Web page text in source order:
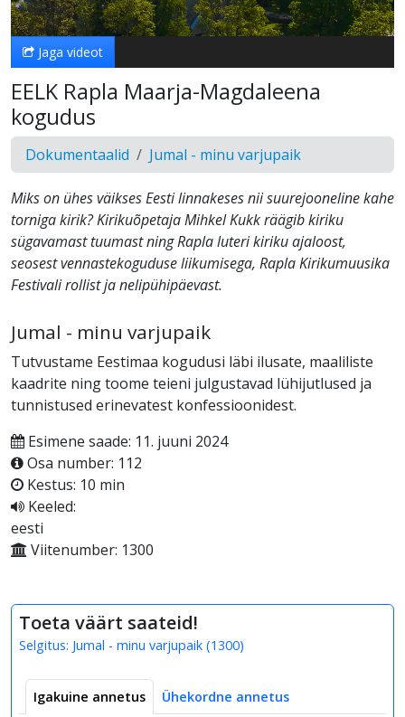
Jaga videot
EELK Rapla Maarja-Magdaleena
kogudus
Dokumentaalid Jumal - minu varjupaik
Miks on ühes väikses Eesti linnakeses nii suurejooneline kahe
torniga kirik? Kirikuõpetaja Mihkel Kukk räägib kiriku
sügavamast tuumast ning Rapla luteri kiriku ajaloost,
seosest vennastekoguduse liikumisega, Rapla Kirikumuusika
Festivali rollist ja nelipühipäevast.
Jumal - minu varjupaik
Tutvustame Eestimaa kogudusi läbi ilusate, maaliliste
kaadrite ning toome teieni julgustavad lühijutlused ja
tunnistused erinevatest konfessioonidest.
Esimene saade: 11. juuni 2024
Osa number: 112
Kestus: 10 min
Keeled:
eesti
Viitenumber: 1300
Toeta väärt saateid!
Selgitus: Jumal - minu varjupaik (1300)
Igakuine annetus Ühekordne annetus